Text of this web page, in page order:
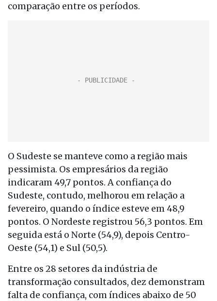
comparação entre os períodos.
O Sudeste se manteve como a região mais
pessimista. Os empresários da região
indicaram 49,7 pontos. A confiança do
Sudeste, contudo, melhorou em relação a
fevereiro, quando o índice esteve em 48,9
pontos. O Nordeste registrou 56,3 pontos. Em
seguida está o Norte (54,9), depois Centro-
Oeste (54,1) e Sul (50,5).
Entre os 28 setores da indústria de
transformação consultados, dez demonstram
falta de confiança, com índices abaixo de 50